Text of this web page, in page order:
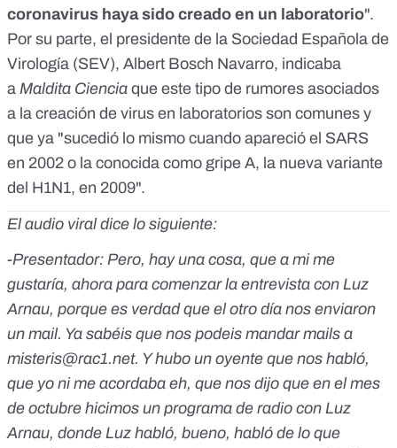
coronavirus haya sido creado en un laboratorio".
Por su parte, el presidente de la Sociedad Española de
Virología (SEV), Albert Bosch Navarro, indicaba
a Maldita Ciencia que este tipo de rumores asociados
a la creación de virus en laboratorios son comunes y
que ya "sucedió lo mismo cuando apareció el SARS
en 2002 o la conocida como gripe A, la nueva variante
del H1N1, en 2009".
El audio viral dice lo siguiente:
-Presentador: Pero, hay una cosa, que a mi me
gustaría, ahora para comenzar la entrevista con Luz
Arnau, porque es verdad que el otro día nos enviaron
un mail. Ya sabéis que nos podeis mandar mails a
misteris@rac1.net. Y hubo un oyente que nos habló,
que yo ni me acordaba eh, que nos dijo que en el mes
de octubre hicimos un programa de radio con Luz
Arnau, donde Luz habló, bueno, habló de lo que